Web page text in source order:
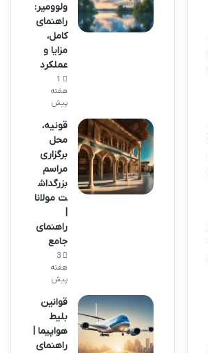
ولوومیر:
راهنمای
کامل،
مزایا و
عملکرد
1
هفته
پیش
قونیه،
محل
برگزاری
مراسم
بزرگداش
ت مولانا
|
راهنمای
جامع
3
هفته
پیش
قوانین
بلیط
هواپیما |
راهنمای